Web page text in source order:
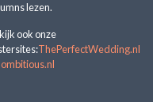
lezen.
ook onze
ThePerfectWedding.nl